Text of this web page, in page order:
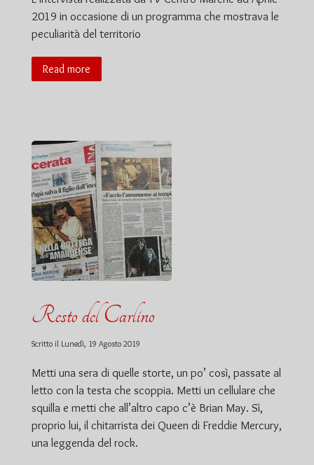
2019 in occasione di un programma che mostrava le
peculiarità del territorio
Read more
Resto del Carlino
Scritto il Lunedì, 19 Agosto 2019
Metti una sera di quelle storte, un po’ così, passate al
letto con la testa che scoppia. Metti un cellulare che
squilla e metti che all’altro capo c’è Brian May. Sì,
proprio lui, il chitarrista dei Queen di Freddie Mercury,
una leggenda del rock.